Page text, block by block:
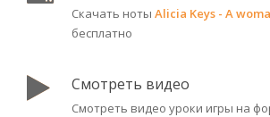
Скачать ноты Alicia Keys - A
бесплатно
Смотреть видео
Смотреть видео уроки игры на